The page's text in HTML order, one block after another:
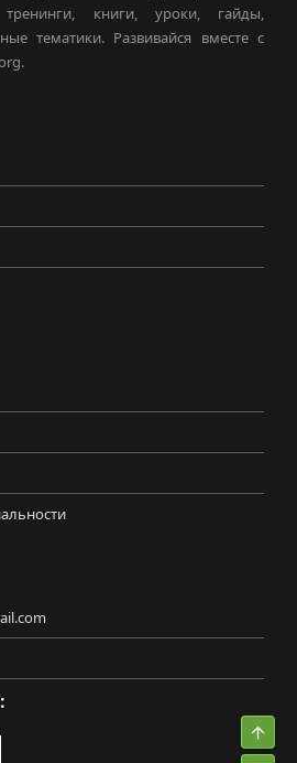
книги, уроки, гайды,
тематики. Развивайся вместе с